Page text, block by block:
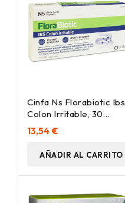
Cinfa Ns Florabiotic Ibs
Colon Irritable, 30
Comprimidos
13,54 €
AÑADIR AL CARRITO